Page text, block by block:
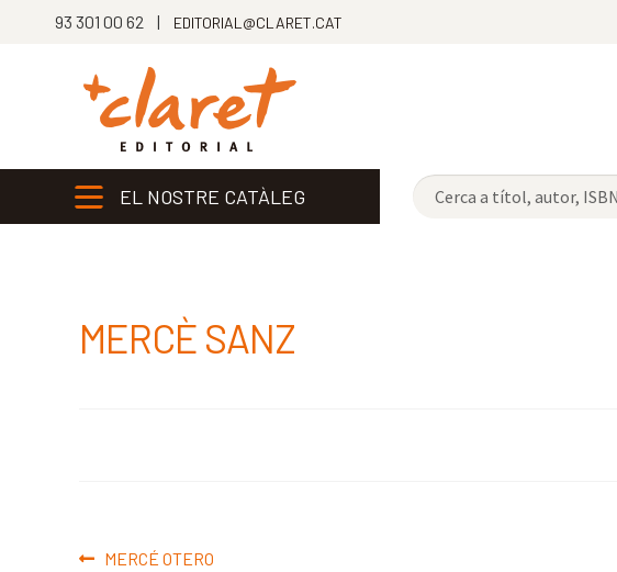
93 301 00 62 | EDITORIAL@CLARET.CAT
EL NOSTRE CATÀLEG
MERCÈ SANZ
Navegació
Entrada
MERCÉ OTERO